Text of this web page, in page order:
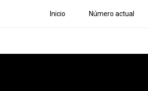
Inicio Número actual